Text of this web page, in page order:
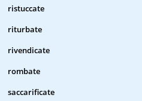
ristuccate
riturbate
rivendicate
rombate
saccarificate